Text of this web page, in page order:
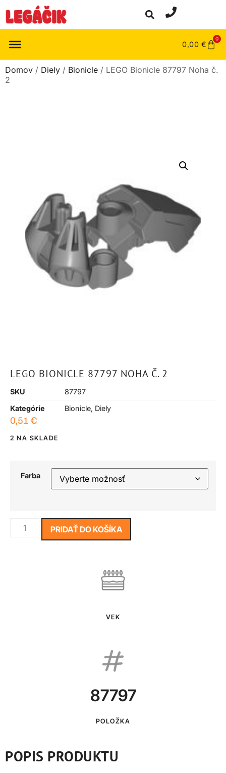
0,00 €
0
Domov / Diely / Bionicle / LEGO Bionicle 87797 Noha č.
2
LEGO BIONICLE 87797 NOHA Č. 2
SKU
87797
Kategórie
Bionicle, Diely
0,51 €
2 NA SKLADE
Farba
PRIDAŤ DO KOŠÍKA
VEK
87797
POLOŽKA
POPIS PRODUKTU